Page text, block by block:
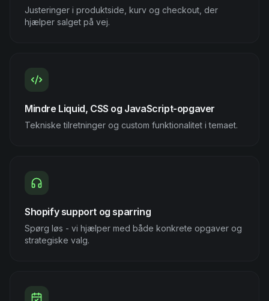
Justeringer i produktside, kurv og checkout, der
hjælper salget på vej.
Mindre Liquid, CSS og JavaScript-opgaver
Tekniske tilretninger og custom funktionalitet i temaet.
Shopify support og sparring
Spørg løs - vi hjælper med både konkrete opgaver og
strategiske valg.